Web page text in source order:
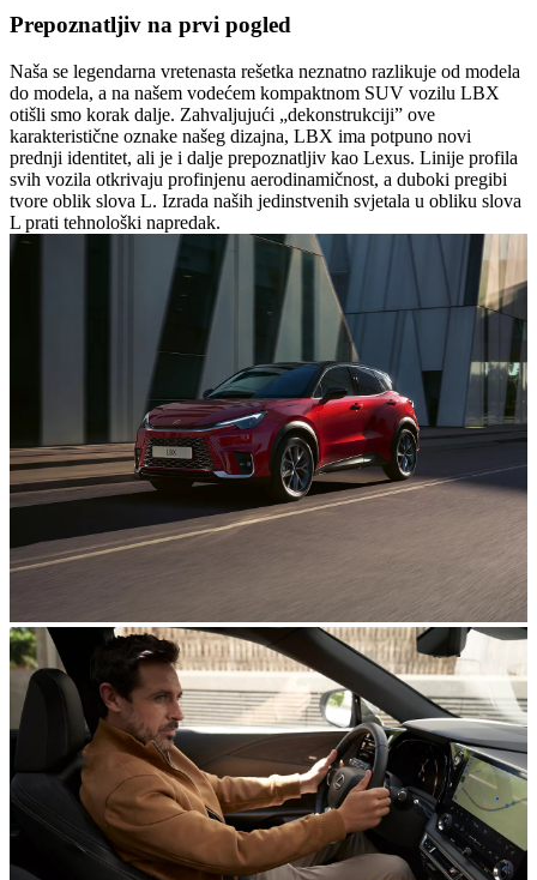
Prepoznatljiv na prvi pogled
Naša se legendarna vretenasta rešetka neznatno razlikuje od modela
do modela, a na našem vodećem kompaktnom SUV vozilu LBX
otišli smo korak dalje. Zahvaljujući „dekonstrukciji” ove
karakteristične oznake našeg dizajna, LBX ima potpuno novi
prednji identitet, ali je i dalje prepoznatljiv kao Lexus. Linije profila
svih vozila otkrivaju profinjenu aerodinamičnost, a duboki pregibi
tvore oblik slova L. Izrada naših jedinstvenih svjetala u obliku slova
L prati tehnološki napredak.